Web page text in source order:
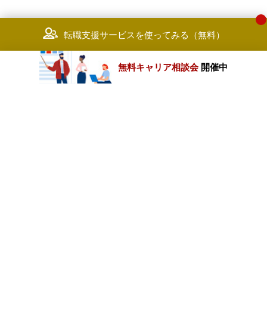
転職支援サービスを使ってみる（無料）
無料キャリア相談会 開催中